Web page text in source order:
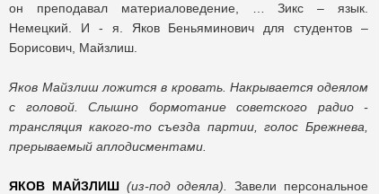
он преподавал материаловедение, … Зикс – язык.
Немецкий. И - я. Яков Беньяминович для студентов –
Борисович, Майзлиш.
Яков Майзлиш ложится в кровать. Накрывается одеялом
с головой. Слышно бормотание советского радио -
трансляция какого-то съезда партии, голос Брежнева,
прерываемый аплодисментами.
ЯКОВ МАЙЗЛИШ (из-под одеяла).
Завели персональное